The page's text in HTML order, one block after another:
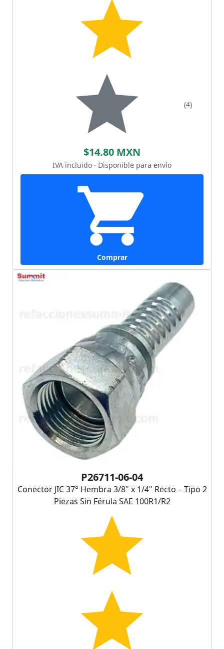
(4)
$14.80 MXN
IVA incluido · Disponible para envío
Comprar
P26711-06-04
Conector JIC 37° Hembra 3/8" x 1/4" Recto – Tipo 2
Piezas Sin Férula SAE 100R1/R2